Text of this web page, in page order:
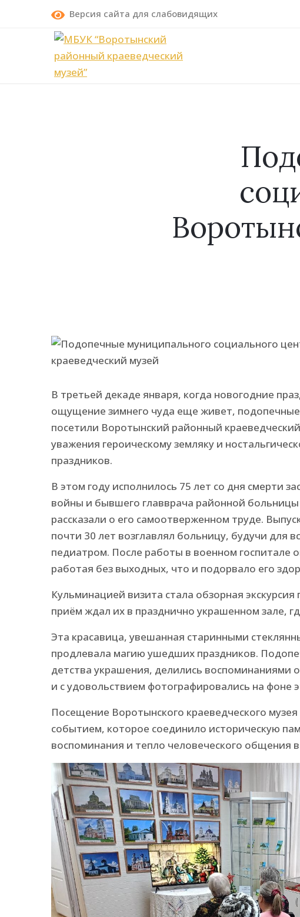
Версия сайта для слабовидящих
В третьей декаде января, когда новогодние
ощущение зимнего чуда еще живет,
посетили Воротынский районный
уважения героическому земляку и
праздников.
В этом году исполнилось 75 лет со дня смерти
войны и бывшего главврача районной
рассказали о его самоотверженном труде.
почти 30 лет возглавлял больницу, будучи для
педиатром. После работы в военном госпитале
работая без выходных, что и подорвало его
Кульминацией визита стала обзорная
приём ждал их в празднично украшенном зале,
Эта красавица, увешанная старинными
продлевала магию ушедших праздников.
детства украшения, делились воспоминаниями
и с удовольствием фотографировались на фоне
Посещение Воротынского краеведческого
событием, которое соединило историческую
воспоминания и тепло человеческого общения